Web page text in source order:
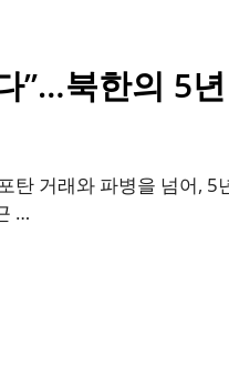
북한의 5년
탄 거래와 파병을 넘어,
…